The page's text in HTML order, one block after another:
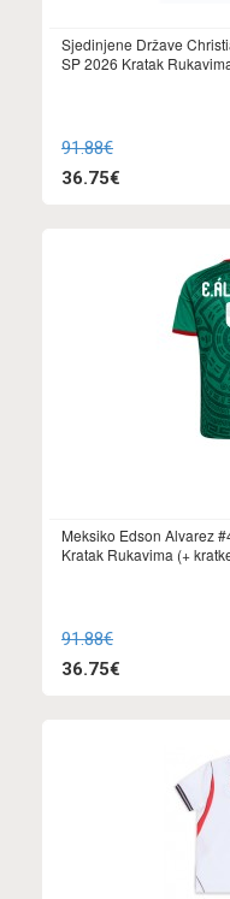
Sjedinjene Države
SP 2026 Kratak
91.88€
36.75€
Meksiko Edson Alvarez
Kratak Rukavima (+
91.88€
36.75€